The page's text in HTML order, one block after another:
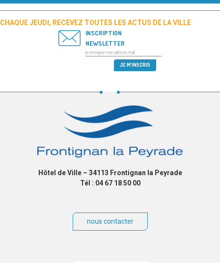
CHAQUE JEUDI, RECEVEZ TOUTES LES ACTUS DE LA VILLE
INSCRIPTION
NEWSLETTER
Hôtel de Ville – 34113 Frontignan la Peyrade
Tél : 04 67 18 50 00
nous contacter